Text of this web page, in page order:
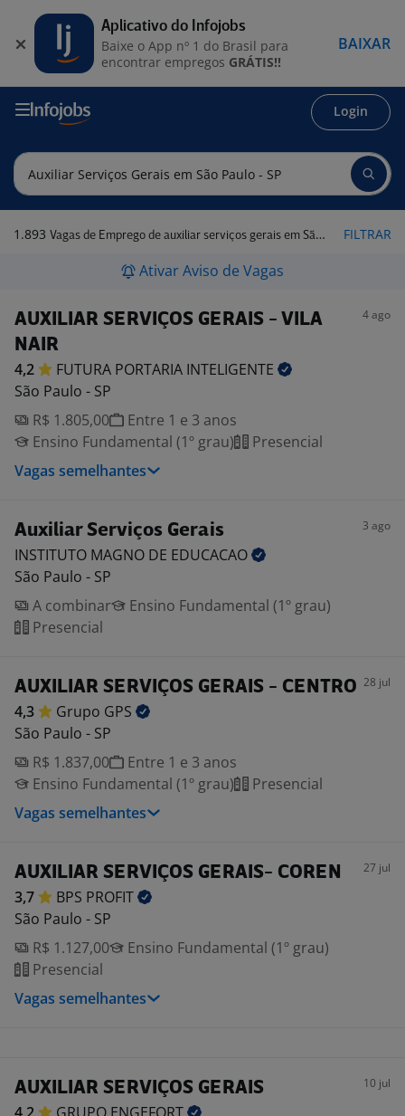
Login
1.893 Vagas de Emprego de auxiliar serviços gerais em São Paulo - SP FILTRAR
Ativar Aviso de Vagas
AUXILIAR SERVIÇOS GERAIS - VILA
NAIR
4 ago
4,2 FUTURA PORTARIA INTELIGENTE
São Paulo - SP
R$ 1.805,00
Entre 1 e 3 anos
Ensino Fundamental (1º grau)
Presencial
Vagas semelhantes
Auxiliar Serviços Gerais 3 ago
INSTITUTO MAGNO DE EDUCACAO
São Paulo - SP
A combinar
Ensino Fundamental (1º grau)
Presencial
AUXILIAR SERVIÇOS GERAIS - CENTRO 28 jul
4,3 Grupo GPS
São Paulo - SP
R$ 1.837,00
Entre 1 e 3 anos
Ensino Fundamental (1º grau)
Presencial
Vagas semelhantes
AUXILIAR SERVIÇOS GERAIS- COREN 27 jul
3,7 BPS PROFIT
São Paulo - SP
R$ 1.127,00
Ensino Fundamental (1º grau)
Presencial
Vagas semelhantes
AUXILIAR SERVIÇOS GERAIS 10 jul
Aplicativo do Infojobs
Baixe o App nº 1 do Brasil para
encontrar empregos GRÁTIS!!
BAIXAR